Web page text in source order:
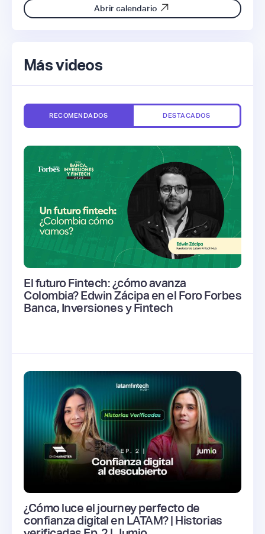
Abrir calendario
Más videos
RECOMENDADOS DESTACADOS
El futuro Fintech: ¿cómo avanza
Colombia? Edwin Zácipa en el Foro Forbes
Banca, Inversiones y Fintech
¿Cómo luce el journey perfecto de
confianza digital en LATAM? | Historias